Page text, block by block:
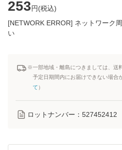
253円(税込)
[NETWORK ERROR] ネットワーク
い
※一部地域・離島につきましては、送
予定日期間内にお届けできない場合
て ）
ロットナンバー： 527452412